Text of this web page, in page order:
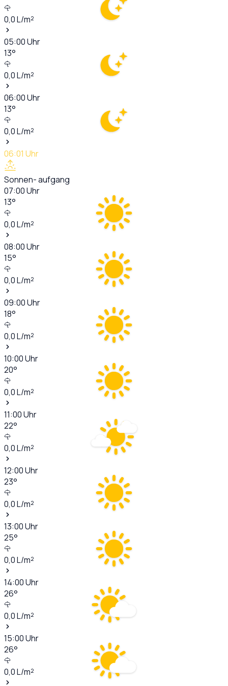
0,0L/m²
05:00Uhr
13°
0,0L/m²
06:00Uhr
13°
0,0L/m²
06:01 Uhr
Sonnen- aufgang
07:00Uhr
13°
0,0L/m²
08:00Uhr
15°
0,0L/m²
09:00Uhr
18°
0,0L/m²
10:00Uhr
20°
0,0L/m²
11:00Uhr
22°
0,0L/m²
12:00Uhr
23°
0,0L/m²
13:00Uhr
25°
0,0L/m²
14:00Uhr
26°
0,0L/m²
15:00Uhr
26°
0,0L/m²